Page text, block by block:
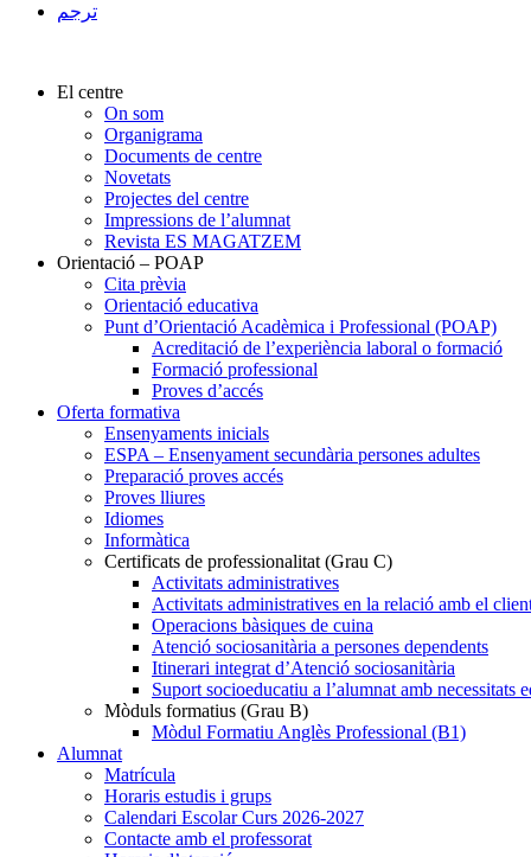
ترجم
El centre
On som
Organigrama
Documents de centre
Novetats
Projectes del centre
Impressions de l’alumnat
Revista ES MAGATZEM
Orientació – POAP
Cita prèvia
Orientació educativa
Punt d’Orientació Acadèmica i Professional (POAP)
Acreditació de l’experiència laboral o formació
Formació professional
Proves d’accés
Oferta formativa
Ensenyaments inicials
ESPA – Ensenyament secundària persones adultes
Preparació proves accés
Proves lliures
Idiomes
Informàtica
Certificats de professionalitat (Grau C)
Activitats administratives
Activitats administratives en la relació amb el
Operacions bàsiques de cuina
Atenció sociosanitària a persones dependents
Itinerari integrat d’Atenció sociosanitària
Suport socioeducatiu a l’alumnat amb necessitats
Mòduls formatius (Grau B)
Mòdul Formatiu Anglès Professional (B1)
Alumnat
Matrícula
Horaris estudis i grups
Calendari Escolar Curs 2026-2027
Contacte amb el professorat